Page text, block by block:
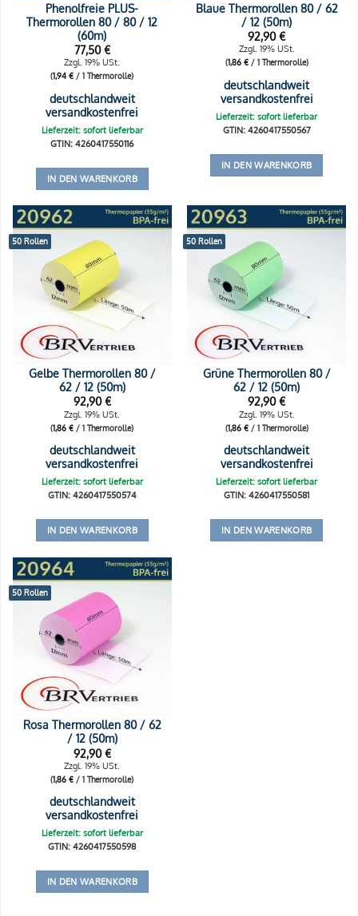
Phenolfreie PLUS-
Thermorollen 80 / 80 / 12
(60m)
77,50€
Zzgl. 19% USt.
(1,94€ / 1 Thermorolle)
deutschlandweit
versandkostenfrei
Lieferzeit: sofort lieferbar
GTIN: 4260417550116
IN DEN WARENKORB
Blaue Thermorollen 80 / 62
/ 12 (50m)
92,90€
Zzgl. 19% USt.
(1,86 €/ 1 Thermorolle)
deutschlandweit
versandkostenfrei
Lieferzeit: sofort lieferbar
GTIN: 4260417550567
IN DEN WARENKORB
50 Rollen
Gelbe Thermorollen 80 /
62 / 12 (50m)
92,90€
Zzgl. 19% USt.
(1,86€ / 1 Thermorolle)
deutschlandweit
versandkostenfrei
Lieferzeit: sofort lieferbar
GTIN: 4260417550574
IN DEN WARENKORB
50 Rollen
Grüne Thermorollen 80 /
62 / 12 (50m)
92,90€
Zzgl. 19% USt.
(1,86 €/ 1 Thermorolle)
deutschlandweit
versandkostenfrei
Lieferzeit: sofort lieferbar
GTIN: 4260417550581
IN DEN WARENKORB
50 Rollen
Rosa Thermorollen 80 / 62
/ 12 (50m)
92,90€
Zzgl. 19% USt.
(1,86€ / 1 Thermorolle)
deutschlandweit
versandkostenfrei
Lieferzeit: sofort lieferbar
GTIN: 4260417550598
IN DEN WARENKORB